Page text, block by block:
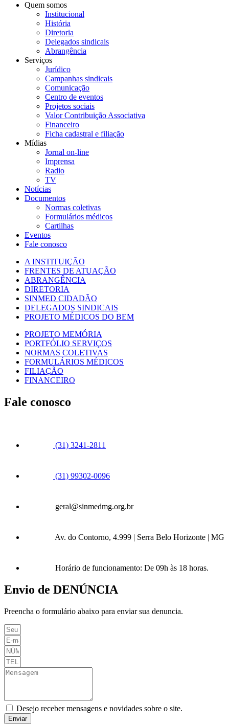
Quem somos
Institucional
História
Diretoria
Delegados sindicais
Abrangência
Serviços
Jurídico
Campanhas sindicais
Comunicação
Centro de eventos
Projetos sociais
Valor Contribuição Associativa
Financeiro
Ficha cadastral e filiação
Mídias
Jornal on-line
Imprensa
Radio
TV
Notícias
Documentos
Normas coletivas
Formulários médicos
Cartilhas
Eventos
Fale conosco
A INSTITUIÇÃO
FRENTES DE ATUAÇÃO
ABRANGÊNCIA
DIRETORIA
SINMED CIDADÃO
DELEGADOS SINDICAIS
PROJETO MÉDICOS DO BEM
PROJETO MEMÓRIA
PORTFÓLIO SERVIÇOS
NORMAS COLETIVAS
FORMULÁRIOS MÉDICOS
FILIAÇÃO
FINANCEIRO
Fale conosco
(31) 3241-2811
(31) 99302-0096
geral@sinmedmg.org.br
Av. do Contorno, 4.999 | Serra Belo Horizonte | MG
Horário de funcionamento: De 09h às 18 horas.
Envio de DENÚNCIA
Preencha o formulário abaixo para enviar sua denuncia.
Desejo receber mensagens e novidades sobre o site.
Enviar